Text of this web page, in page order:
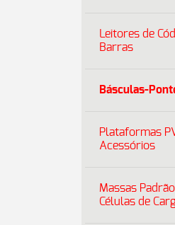
Leitores de
Barras
Básculas-
Plataformas
Acessórios
Massas
Células de